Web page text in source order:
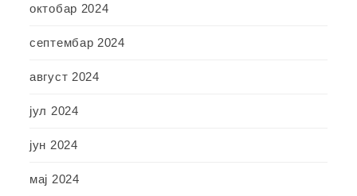
октобар 2024
септембар 2024
август 2024
јул 2024
јун 2024
мај 2024